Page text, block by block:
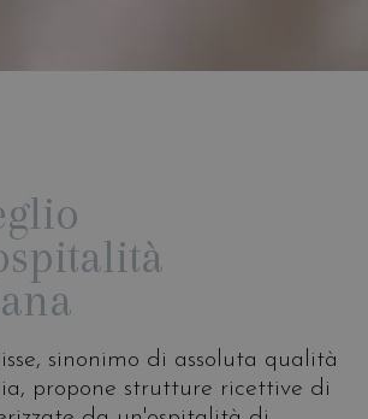
sinonimo di assoluta qualità
propone strutture ricettive di